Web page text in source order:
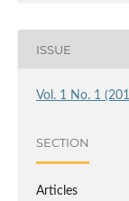
ISSUE
Vol. 1 No. 1
SECTION
Articles